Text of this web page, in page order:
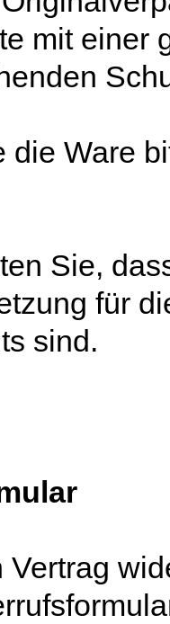
mit einer
die Ware
Sie,
für
sind.
Vertrag